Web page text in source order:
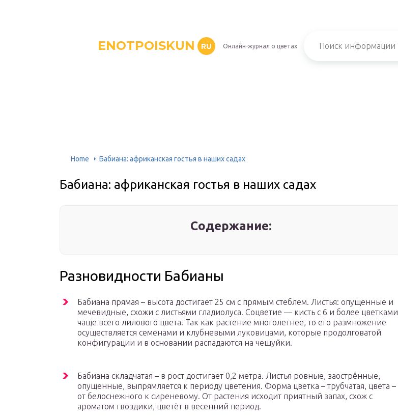
ENOTPOISKUN RU Онлайн-журнал о цветах
Home Бабиана: африканская гостья в наших садах
Бабиана: африканская гостья в наших садах
Содержание:
Разновидности Бабианы
Бабиана прямая – высота достигает 25 см с прямым стеблем. Листья: опущенные и
мечевидные, схожи с листьями гладиолуса. Соцветие — кисть с 6 и более цветками
чаще всего лилового цвета. Так как растение многолетнее, то его размножение
осуществляется семенами и клубневыми луковицами, которые продолговатой
конфигурации и в основании распадаются на чешуйки.
Бабиана складчатая – в рост достигает 0,2 метра. Листья ровные, заострённые,
опущенные, выпрямляется к периоду цветения. Форма цветка – трубчатая, цвета –
от белоснежного к сиреневому. От растения исходит приятный запах, схож с
ароматом гвоздики, цветёт в весенний период.